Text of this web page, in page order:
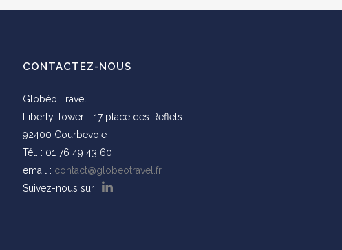
CONTACTEZ-NOUS
Globéo Travel
Liberty Tower - 17 place des Reflets
92400 Courbevoie
Tél. : 01 76 49 43 60
email : contact@globeotravel.fr
Suivez-nous sur :